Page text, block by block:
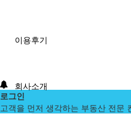
이용후기
회사소개
로그인
고객을 먼저 생각하는 부동산 전문